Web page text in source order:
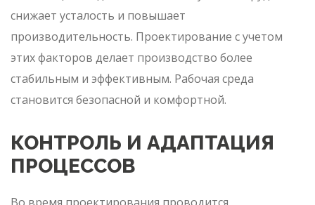
снижает усталость и повышает
производительность. Проектирование с учетом
этих факторов делает производство более
стабильным и эффективным. Рабочая среда
становится безопасной и комфортной.
КОНТРОЛЬ И АДАПТАЦИЯ
ПРОЦЕССОВ